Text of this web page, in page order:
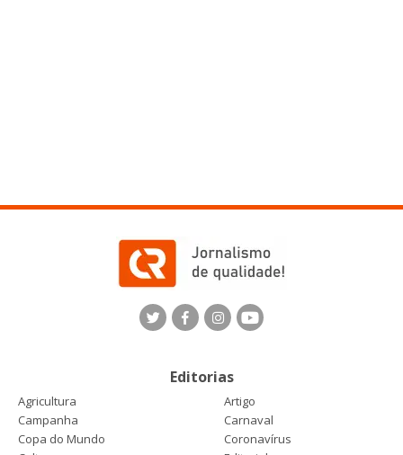
Editorias
Agricultura
Artigo
Campanha
Carnaval
Copa do Mundo
Coronavírus